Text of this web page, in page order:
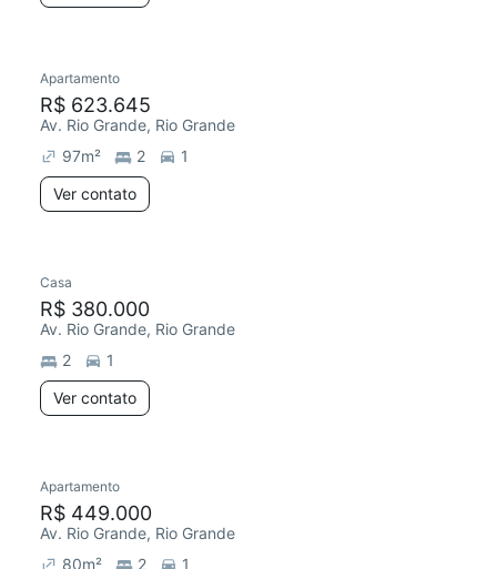
Apartamento
R$ 623.645
Av. Rio Grande, Rio Grande
97m² 2
1
Ver contato
Casa
R$ 380.000
Av. Rio Grande, Rio Grande
2
1
Ver contato
Apartamento
R$ 449.000
Av. Rio Grande, Rio Grande
80m² 2 1